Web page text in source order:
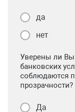
да
нет
Уверены ли Вы
банковских
соблюдаются
прозрачности?
Да